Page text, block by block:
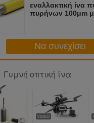
εναλλακτική ίνα
πυρήνων 100μm
Να συνεχίσει
Γυμνή οπτική ίνα